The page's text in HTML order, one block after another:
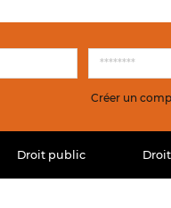
Créer un
Droit public